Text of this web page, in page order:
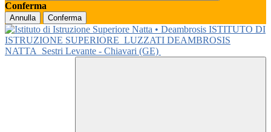
Conferma
Annulla Conferma
ISTITUTO DI
ISTRUZIONE SUPERIORE LUZZATI DEAMBROSIS
NATTA
Sestri Levante - Chiavari (GE)